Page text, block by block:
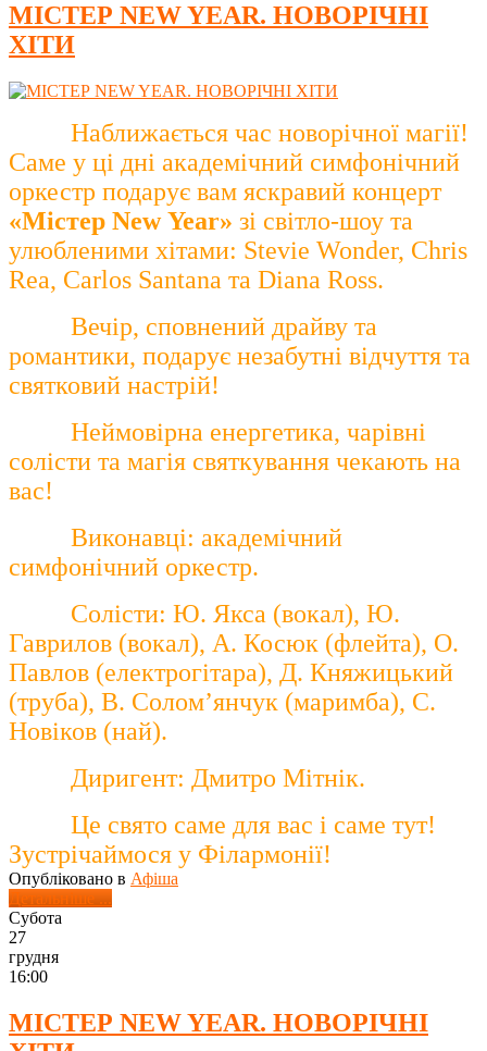
МІСТЕР NEW YEAR. НОВОРІЧНІ
ХІТИ
Наближається час новорічної магії!
Саме у ці дні академічний симфонічний
оркестр подарує вам яскравий концерт
«Містер NewYear» зі світло-шоу та
улюбленими хітами: Stevie Wonder, Chris
Rea, Carlos Santana та Diana Ross.
Вечір, сповнений драйву та
романтики, подарує незабутні відчуття та
святковий настрій!
Неймовірна енергетика, чарівні
солісти та магія святкування чекають на
вас!
Виконавці: академічний
симфонічний оркестр.
Солісти: Ю. Якса (вокал), Ю.
Гаврилов (вокал), А. Косюк (флейта), О.
Павлов (електрогітара), Д. Княжицький
(труба), В. Солом’янчук (маримба), С.
Новіков (най).
Диригент: Дмитро Мітнік.
Це свято саме для вас і саме тут!
Зустрічаймося у Філармонії!
Опубліковано в Афіша
Детальніше ...
Субота
27
грудня
16:00
МІСТЕР NEW YEAR. НОВОРІЧНІ